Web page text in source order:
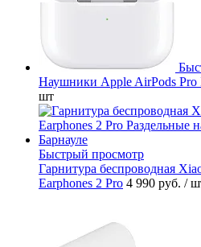
Наушники Apple AirPods Pro
шт
Быстрый просмотр
Гарнитура беспроводная
Earphones 2 Pro 4 990 руб. /